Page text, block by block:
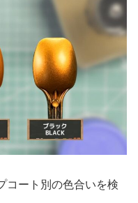
コート別の色合いを検